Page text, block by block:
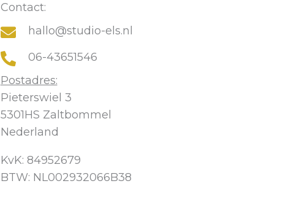
Contact:
hallo@studio-els.nl
06-43651546
Postadres:
Pieterswiel 3
5301HS Zaltbommel
Nederland
KvK: 84952679
BTW: NL002932066B38